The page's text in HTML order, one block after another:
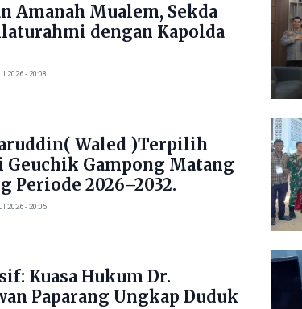
Amanah Mualem, Sekda
dengan Kapolda
2026 - 20:08
Waled )Terpilih
Geuchik Gampong Matang
Periode 2026–2032.
2026 - 20:05
Kuasa Hukum Dr.
Paparang Ungkap Duduk